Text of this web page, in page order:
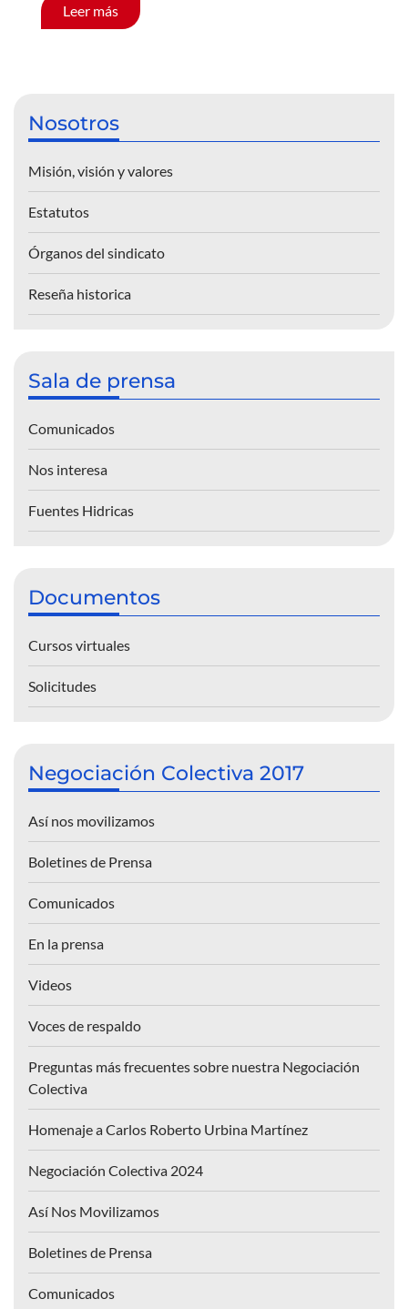
Leer más
Nosotros
Misión, visión y valores
Estatutos
Órganos del sindicato
Reseña historica
Sala de prensa
Comunicados
Nos interesa
Fuentes Hidricas
Documentos
Cursos virtuales
Solicitudes
Negociación Colectiva 2017
Así nos movilizamos
Boletines de Prensa
Comunicados
En la prensa
Videos
Voces de respaldo
Preguntas más frecuentes sobre nuestra Negociación
Colectiva
Homenaje a Carlos Roberto Urbina Martínez
Negociación Colectiva 2024
Así Nos Movilizamos
Boletines de Prensa
Comunicados